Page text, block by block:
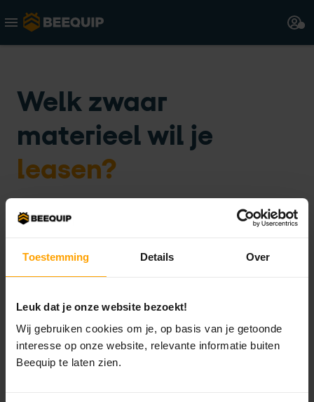
Toestemming Details Over
Leuk dat je onze website bezoekt!
Wij gebruiken cookies om je, op basis van je getoonde
interesse op onze website, relevante informatie buiten
Beequip te laten zien.
Welk zwaar
materieel wil je
leasen?
Merk
Model (optioneel)